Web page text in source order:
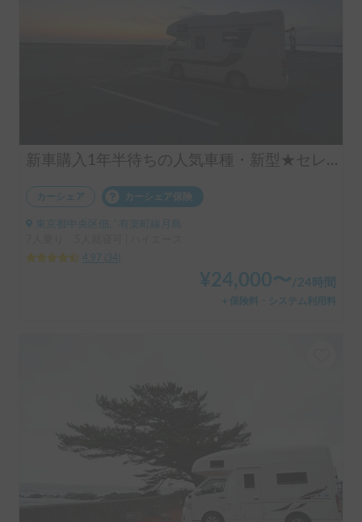
新車購入1年半待ちの人気車種・新型★セレンゲティ525（4WD）★で絶好のアウトドアシーズンを楽しもう！
カーシェア カーシェア保険
東京都中央区佃, ' 有楽町線月島
4.97
34
¥24,000〜/24時間
＋保険料・システム利用料